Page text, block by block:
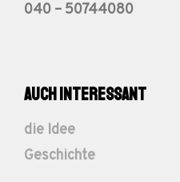
040 – 50744080
auch interessant
die Idee
Geschichte